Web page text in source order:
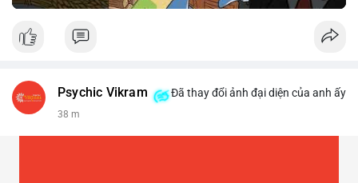
Psychic Vikram Đã thay đổi ảnh đại diện của anh ấy
38 m